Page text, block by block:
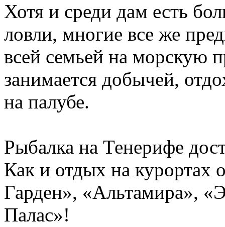
Хотя и среди дам есть
ловли, многие все же
всей семьей на морскую
занимается добычей,
на палубе.
Рыбалка на Тенерифе
Как и отдых на курортах
Гарден», «Альтамира»,
Палас»!